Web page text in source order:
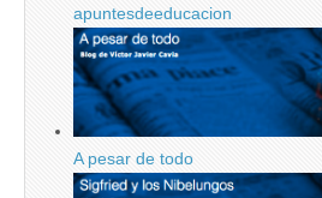
apuntesdeeducacion
A pesar de todo